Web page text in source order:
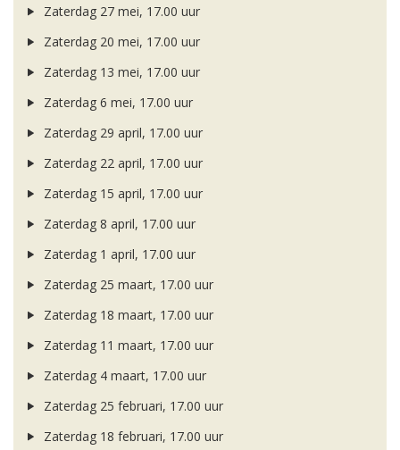
Zaterdag 27 mei, 17.00 uur
Zaterdag 20 mei, 17.00 uur
Zaterdag 13 mei, 17.00 uur
Zaterdag 6 mei, 17.00 uur
Zaterdag 29 april, 17.00 uur
Zaterdag 22 april, 17.00 uur
Zaterdag 15 april, 17.00 uur
Zaterdag 8 april, 17.00 uur
Zaterdag 1 april, 17.00 uur
Zaterdag 25 maart, 17.00 uur
Zaterdag 18 maart, 17.00 uur
Zaterdag 11 maart, 17.00 uur
Zaterdag 4 maart, 17.00 uur
Zaterdag 25 februari, 17.00 uur
Zaterdag 18 februari, 17.00 uur